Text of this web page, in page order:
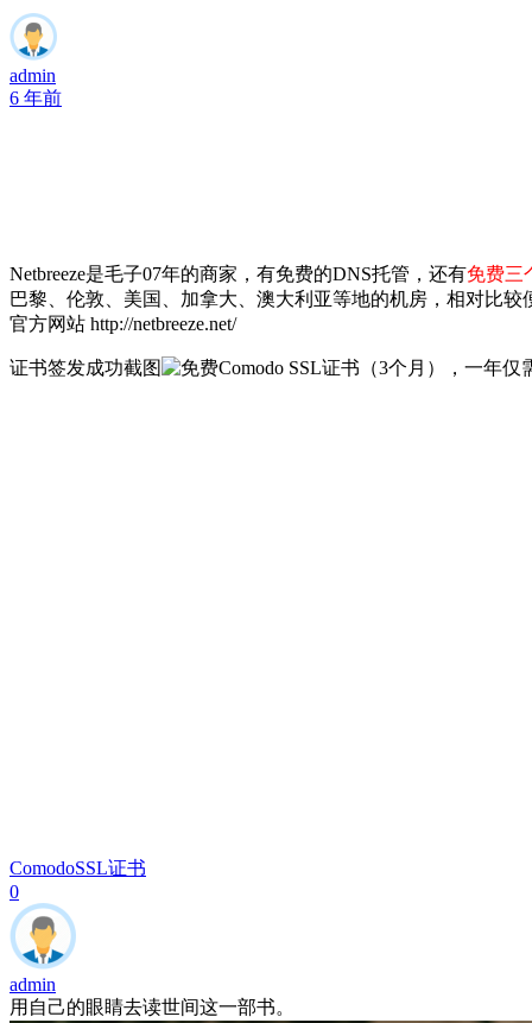
admin
6 年前
Netbreeze是毛子07年的商家，有免费的DNS托管，还有免费三
巴黎、伦敦、美国、加拿大、澳大利亚等地的机房，相对比
官方网站 http://netbreeze.net/
证书签发成功截图
ComodoSSL证书
0
admin
用自己的眼睛去读世间这一部书。